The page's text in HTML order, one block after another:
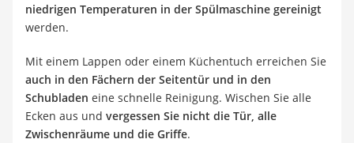
niedrigen Temperaturen in der Spülmaschine gereinigt
werden.
Mit einem Lappen oder einem Küchentuch erreichen Sie
auch in den Fächern der Seitentür und in den
Schubladen eine schnelle Reinigung. Wischen Sie alle
Ecken aus und vergessen Sie nicht die Tür, alle
Zwischenräume und die Griffe.